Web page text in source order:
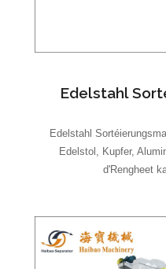
Edelstahl
Edelstahl
Edelstol, Kupfer,
d'Rengheet